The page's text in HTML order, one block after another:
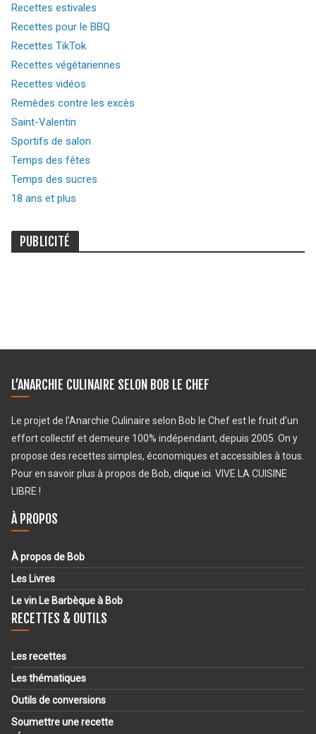
Recettes estivales
Recettes pour le BBQ
Recettes TikTok
Recettes végétariennes
Recettes vidéos
Remèdes contre les excès
Saint-Valentin
Sportifs de salon
Temps des fêtes
Temps des sucres
18 ans et plus
PUBLICITÉ
L’ANARCHIE CULINAIRE SELON BOB LE CHEF
Le projet de l’Anarchie Culinaire selon Bob le Chef est le fruit d’un
effort collectif et demeure 100% indépendant, depuis 2005. On y
propose des recettes simples, économiques et accessibles à tous.
Pour en savoir plus à propos de Bob, clique ici . VIVE LA CUISINE
LIBRE !
À PROPOS
À propos de Bob
Les Livres
Le vin Le Barbèque à Bob
RECETTES & OUTILS
Les recettes
Les thématiques
Outils de conversions
Soumettre une recette